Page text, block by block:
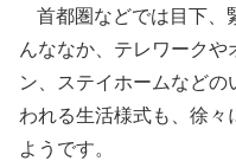
首都圏などでは目下、
んななか、テレワークや
ン、ステイホームなど
われる生活様式も、徐々
ようです。